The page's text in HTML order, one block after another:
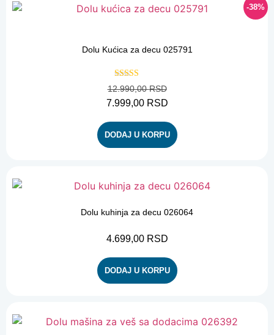
-38%
Dolu Kućica za decu 025791
Ocenjeno sa
5.00
od 5
12.990,00RSD
7.999,00 RSD
DODAJ U KORPU
Dolu kuhinja za decu 026064
4.699,00 RSD
DODAJ U KORPU